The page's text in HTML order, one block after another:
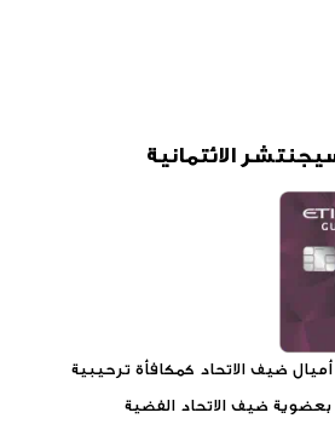
الائتمانية
بعضوية ضيف الاتحاد الفضية